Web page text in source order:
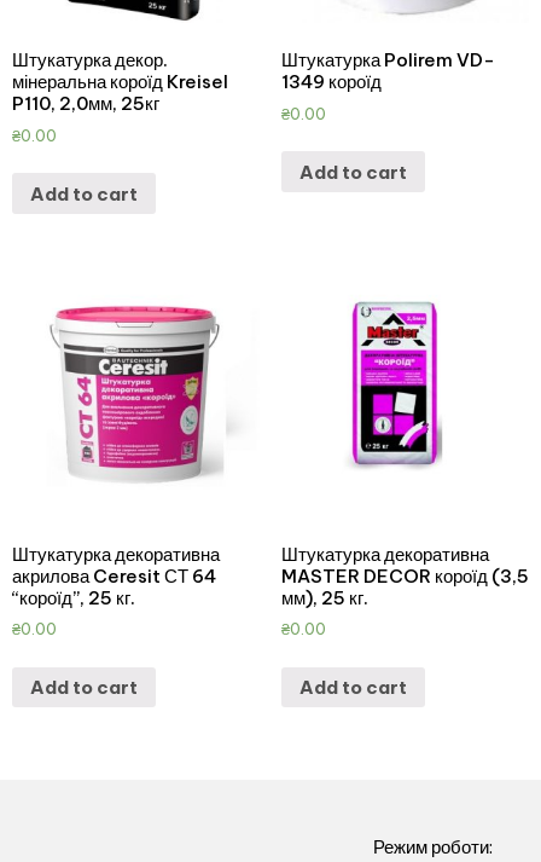
Штукатурка декор.
мінеральна короїд Kreisel
P110, 2,0мм, 25кг
₴0.00
Add to cart
Штукатурка Polirem VD-
1349 короїд
₴0.00
Add to cart
Штукатурка декоративна
акрилова Ceresit СТ 64
“короїд”, 25 кг.
₴0.00
Add to cart
Штукатурка декоративна
MASTER DECOR короїд (3,5
мм), 25 кг.
₴0.00
Add to cart
Режим роботи: